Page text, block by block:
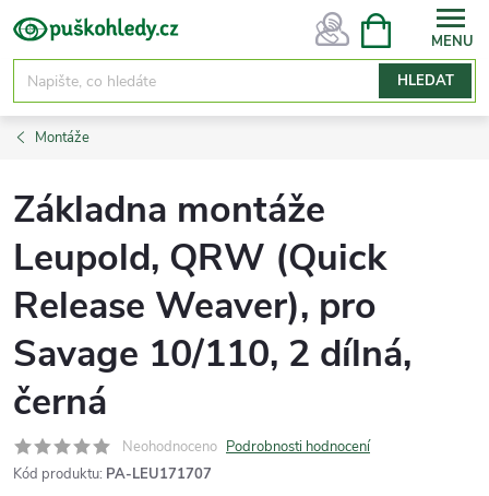
Přejít
na
obsah
HLEDAT
NÁKUPNÍ
Montáže
Základna montáže
Leupold, QRW (Quick
Release Weaver), pro
Savage 10/110, 2 dílná,
černá
Neohodnoceno Podrobnosti hodnocení
Kód produktu: PA-LEU171707